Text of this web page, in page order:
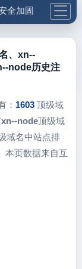
全加固
多工具
、xn--
node历史注
： 1603 顶级域
xn--node顶级域
域名中站点排
本页数据来自互